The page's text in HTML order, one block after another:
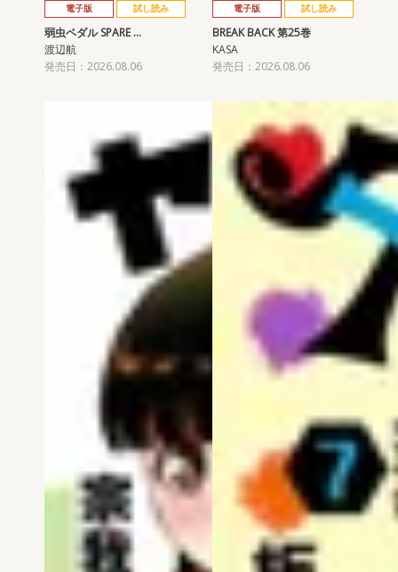
電子版 試し読み
弱虫ペダル SPARE …
渡辺航
発売日：2026.08.06
電子版 試し読み
BREAK BACK 第25巻
KASA
発売日：2026.08.06